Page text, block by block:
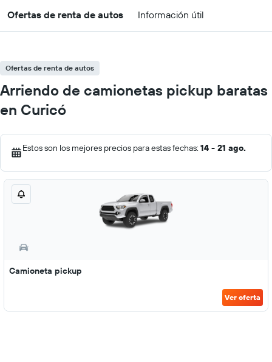
Ofertas de renta de autos Información útil
Ofertas de renta de autos
Arriendo de camionetas pickup baratas
en Curicó
Estos son los mejores precios para estas fechas: 14 - 21 ago.
Camioneta pickup
Ver oferta